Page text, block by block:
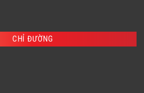
CHỈ ĐƯỜNG